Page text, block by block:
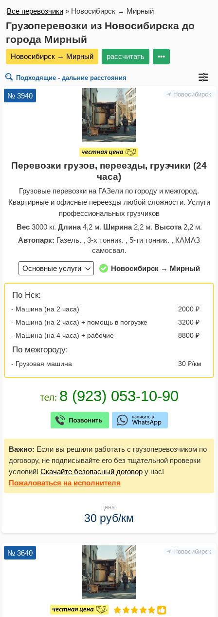
Все перевозчики » Новосибирск → Мирный
Грузоперевозки из Новосибирска до
города Мирный
Новосибирск → Мирный рассчитать •••
Подходящие - дальние расстояния
Новосибирск
№ 3940
Перевозки грузов, переезды, грузчики (24
часа)
Грузовые перевозки на ГАЗели по городу и межгород.
Квартирные и офисные переезды любой сложности. Услуги
профессиональных грузчиков
Вес3000 кг. Длина4,2 м. Ширина2,2 м. Высота2,2 м.
Автопарк: Газель. , 3-х тонник. , 5-ти тонник. , КАМАЗ
самосвал.
Основные услуги Новосибирск → Мирный
По Нск:
- Машина (на 2 часа)
2000 ₽
- Машина (на 2 часа) + помощь в погрузке
3200 ₽
- Машина (на 4 часа) + рабочие
8800 ₽
По межгороду:
- Грузовая машина 30 ₽/км
Важно: Если вы решили работать с грузоперевозчиком по
договору, не подписывайте его без тщательной проверки
условий! Скачайте безопасный договор у нас!
Пожаловаться на исполнителя
цена:
30 руб/км
Новосибирск
№ 3640